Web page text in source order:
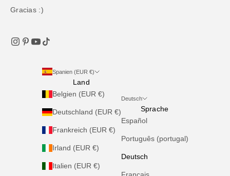
Gracias :)
Spanien (EUR €)
Land
Belgien (EUR €)
Deutschland (EUR €)
Frankreich (EUR €)
Irland (EUR €)
Italien (EUR €)
Deutsch
Sprache
Español
Português (portugal)
Deutsch